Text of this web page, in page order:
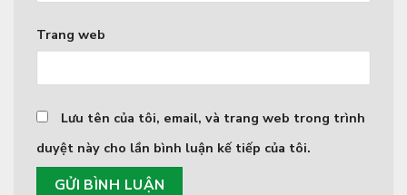
Trang web
Lưu tên của tôi, email, và trang web trong trình
duyệt này cho lần bình luận kế tiếp của tôi.